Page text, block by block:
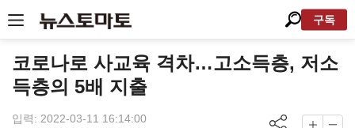
구독
코로나로 사교육 격차…고소득층, 저소
득층의 5배 지출
입력: 2022-03-11 16:14:00